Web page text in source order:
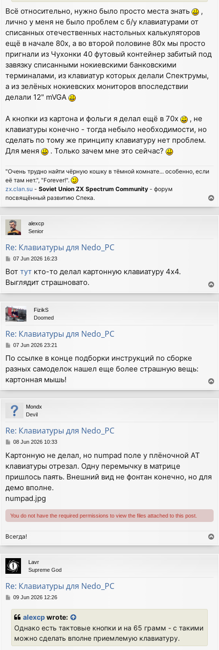
Всё относительно, нужно было просто места знать
,
лично у меня не было проблем с б/у клавиатурами от
списанных отечественных настольных калькуляторов
ещё в начале 80х, а во второй половине 80х мы просто
пригнали из Чухонки 40 футовый контейнер забитый под
завязку списанными нокиевскими банковскими
терминалами, из клавиатур которых делали Спектрумы,
а из зелёных нокиевских мониторов впоследствии
делали 12" mVGA
А кнопки из картона и фольги я делал ещё в 70х
, не
клавиатуры конечно - тогда небыло необходимости, но
сделать по тому же принципу клавиатуру нет проблем.
Для меня
. Только зачем мне это сейчас?
"Очень трудно найти чёрную кошку в тёмной комнате... особенно, если
её там нет.", "Forever!".
zx.clan.su - Soviet Union ZX Spectrum Community - форум
посвящённый развитию Спека.
o
p
alexcp
Senior
Re: Клавиатуры для Nedo_PC
P
s
t
07 Jun 2026 16:23
Вот тут кто-то делал картонную клавиатуру 4х4.
Выглядит страшновато.
o
p
FizikS
Doomed
Re: Клавиатуры для Nedo_PC
P
s
t
07 Jun 2026 23:21
По ссылке в конце подборки инструкций по сборке
разных самоделок нашел еще более страшную вещь:
картонная мышь!
o
p
Mondx
Devil
Re: Клавиатуры для Nedo_PC
P
s
t
08 Jun 2026 10:33
Картонную не делал, но numpad поле у плёночной АТ
клавиатуры отрезал. Одну перемычку в матрице
пришлось паять. Внешний вид не фонтан конечно, но для
демо вполне.
numpad.jpg
You do not have the required permissions to view the files attached to this post.
Всегда!
o
p
Lavr
Supreme God
Re: Клавиатуры для Nedo_PC
P09 Jun 2026 12:26
alexcpwrote:
Однако есть тактовые кнопки и на 65 грамм - с такими
можно сделать вполне приемлемую клавиатуру.